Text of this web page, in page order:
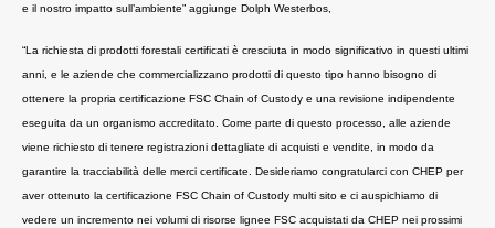
e il nostro impatto sull’ambiente” aggiunge Dolph Westerbos,
“La richiesta di prodotti forestali certificati è cresciuta in modo significativo in questi ultimi
anni, e le aziende che commercializzano prodotti di questo tipo hanno bisogno di
ottenere la propria certificazione FSC Chain of Custody e una revisione indipendente
eseguita da un organismo accreditato. Come parte di questo processo, alle aziende
viene richiesto di tenere registrazioni dettagliate di acquisti e vendite, in modo da
garantire la tracciabilità delle merci certificate. Desideriamo congratularci con CHEP per
aver ottenuto la certificazione FSC Chain of Custody multi sito e ci auspichiamo di
vedere un incremento nei volumi di risorse lignee FSC acquistati da CHEP nei prossimi